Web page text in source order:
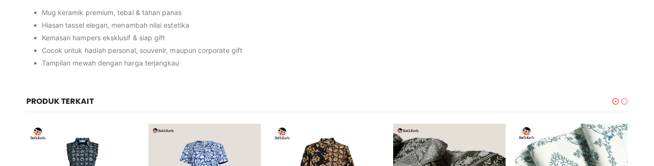
Mug keramik premium, tebal & tahan panas
Hiasan tassel elegan, menambah nilai estetika
Kemasan hampers eksklusif & siap gift
Cocok untuk hadiah personal, souvenir, maupun corporate gift
Tampilan mewah dengan harga terjangkau
PRODUK TERKAIT